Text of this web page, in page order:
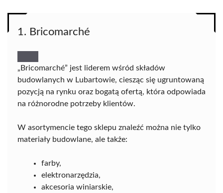
1. Bricomarché
„Bricomarché” jest liderem wśród składów
budowlanych w Lubartowie, ciesząc się ugruntowaną
pozycją na rynku oraz bogatą ofertą, która odpowiada
na różnorodne potrzeby klientów.
W asortymencie tego sklepu znaleźć można nie tylko
materiały budowlane, ale także:
farby,
elektronarzędzia,
akcesoria winiarskie,